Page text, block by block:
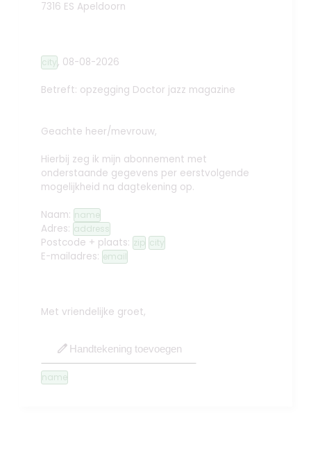
7316 ES Apeldoorn
city, 08-08-2026
Betreft: opzegging Doctor jazz magazine
Geachte heer/mevrouw,
Hierbij zeg ik mijn abonnement met
onderstaande gegevens per eerstvolgende
mogelijkheid na dagtekening op.
Naam: name
Adres: address
Postcode + plaats: zip city
E-mailadres: email
Met vriendelijke groet,
edit Handtekening toevoegen
name